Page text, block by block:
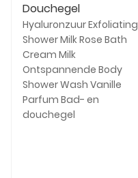
Douchegel
Hyaluronzuur Exfoliating
Shower Milk Rose Bath
Cream Milk
Ontspannende Body
Shower Wash Vanille
Parfum Bad- en
douchegel